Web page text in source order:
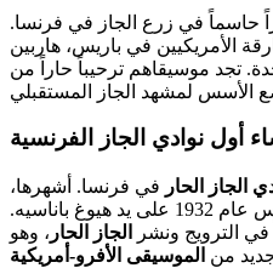
حاسماً في زرع الجاز في فرنسا.
الأمريكيين في باريس، هاربين
تجد موسيقاهم ترحيباً حاراً من
أول نوادي الجاز الفرنسية
الجاز الحار في فرنسا. أشهرها،
، تأسس عام 1932 على يد هيوغ باناسيه.
الترويج ونشر
الجاز الحار ، وهو
من الموسيقى الأفرو-أمريكية